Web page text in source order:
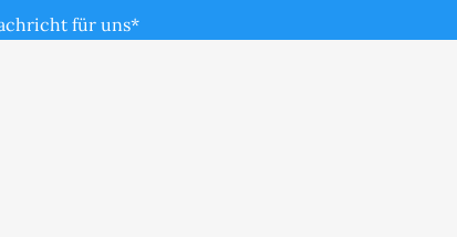
für uns*